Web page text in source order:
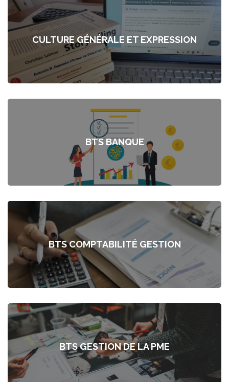
CULTURE GÉNÉRALE ET EXPRESSION
BTS BANQUE
BTS COMPTABILITÉ GESTION
BTS GESTION DE LA PME